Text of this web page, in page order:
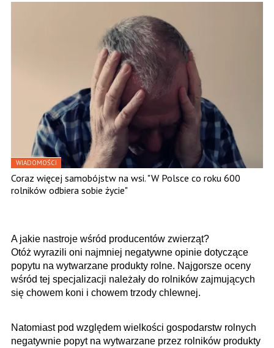
WIADOMOŚCI
Coraz więcej samobójstw na wsi. "W Polsce co roku 600
rolników odbiera sobie życie"
A jakie nastroje wśród producentów zwierząt?
Otóż wyrazili oni najmniej negatywne opinie dotyczące
popytu na wytwarzane produkty rolne. Najgorsze oceny
wśród tej specjalizacji należały do rolników zajmujących
się chowem koni i chowem trzody chlewnej.
Natomiast pod względem wielkości gospodarstw rolnych
negatywnie popyt na wytwarzane przez rolników produkty